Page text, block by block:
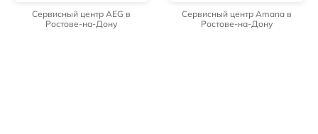
Сервисный центр AEG в
Ростове-на-Дону
Сервисный центр Amana в
Ростове-на-Дону